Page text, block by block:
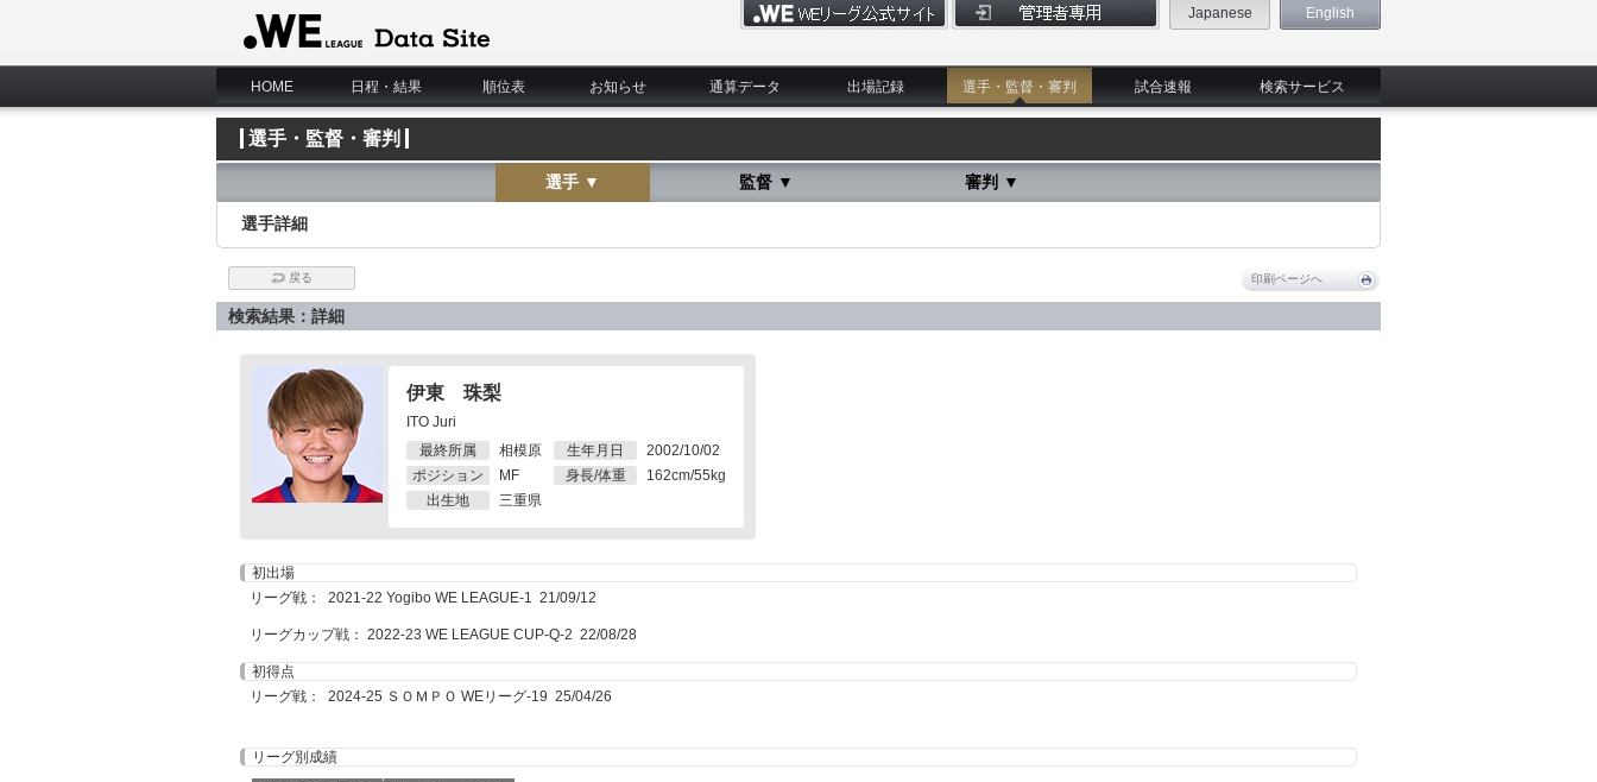
WE LEAGUE Data Site
Japanese English
HOME 日程・結果 順位表 お知らせ 通算データ 出場記録 選手・監督・審判 試合速報 検索サービス
選手・監督・審判
選手 ▼ 監督 ▼ 審判 ▼
選手詳細
戻る 印刷ページへ
検索結果：詳細
伊東 珠梨
ITO Juri
最終所属
相模原
ポジション
MF
出生地
三重県
生年月日
2002/10/02
身長/体重
162cm/55kg
初出場
リーグ戦： 2021-22 Yogibo WE LEAGUE-1 21/09/12
リーグカップ戦： 2022-23 WE LEAGUE CUP-Q-2 22/08/28
初得点
リーグ戦： 2024-25 ＳＯＭＰＯ WEリーグ-19 25/04/26
リーグ別成績